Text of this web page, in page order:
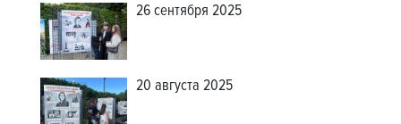
26 сентября 2025
20 августа 2025